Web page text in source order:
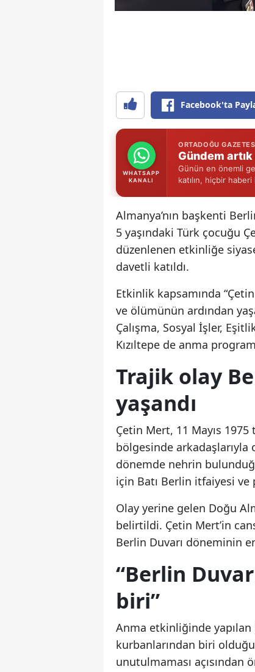
Facebook'ta
WHATSAPP
KANALI
ORTADOĞU
Gündem
Günün en önemli
katılın, hiçbir haberi
Almanya’nın başkenti
5 yaşındaki Türk çocuğu
düzenlenen etkinliğe
davetli katıldı.
Etkinlik kapsamında
ve ölümünün ardından
Çalışma, Sosyal İşler,
Kızıltepe de anma
Trajik olay
yaşandı
Çetin Mert, 11 Mayıs
bölgesinde
dönemde nehrin
için Batı Berlin itfaiyesi
Olay yerine gelen Doğu
belirtildi. Çetin Mert’in
Berlin Duvarı döneminin
“Berlin
biri”
Anma etkinliğinde yapılan
kurbanlarından biri
unutulmaması